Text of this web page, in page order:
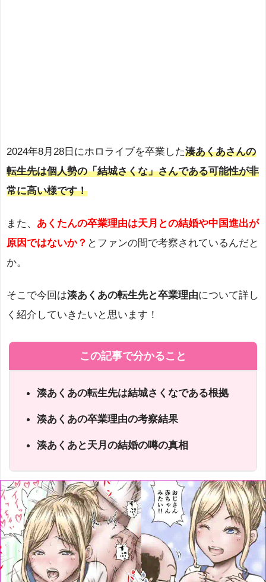
2024年8月28日にホロライブを卒業した湊あくあさんの
転生先は個人勢の「結城さくな」さんである可能性が非
常に高い様です！
また、 あくたんの卒業理由は天月との結婚や中国進出が
原因ではないか？ とファンの間で考察されているんだと
か。
そこで今回は湊あくあの転生先と卒業理由について詳し
く紹介していきたいと思います！
この記事で分かること
湊あくあの転生先は結城さくなである根拠
湊あくあの卒業理由の考察結果
湊あくあと天月の結婚の噂の真相